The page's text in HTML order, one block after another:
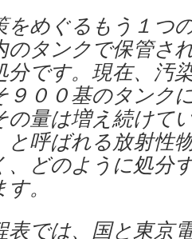
をめぐるもう１つ
のタンクで保管さ
分です。現在、汚
９００基のタンク
の量は増え続けて
と呼ばれる放射性
、どのように処分
。
表では、国と東京